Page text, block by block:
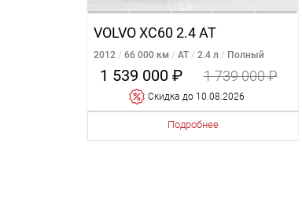
VOLVO XC60 2.4 AT
2012 66 000 км AT 2.4 л Полный
1 539 000 ₽ 1 739 000 ₽
Cкидка до 10.08.2026
Подробнее